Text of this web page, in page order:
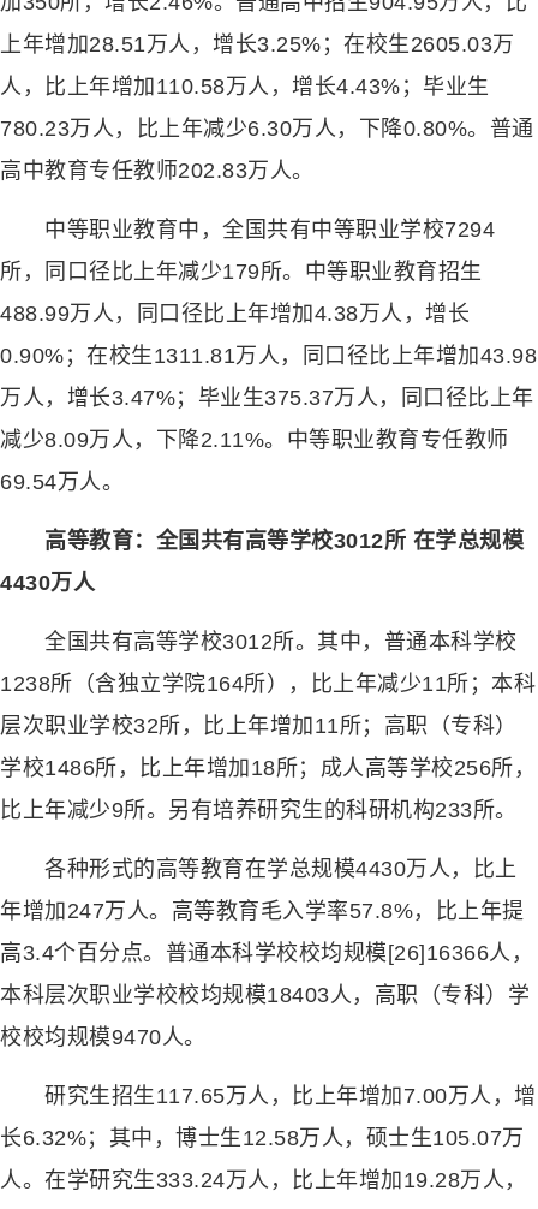
上年增加28.51万人，增长3.25%；在校生2605.03万
人，比上年增加110.58万人，增长4.43%；毕业生
780.23万人，比上年减少6.30万人，下降0.80%。普通
高中教育专任教师202.83万人。
中等职业教育中，全国共有中等职业学校7294
所，同口径比上年减少179所。中等职业教育招生
488.99万人，同口径比上年增加4.38万人，增长
0.90%；在校生1311.81万人，同口径比上年增加43.98
万人，增长3.47%；毕业生375.37万人，同口径比上年
减少8.09万人，下降2.11%。中等职业教育专任教师
69.54万人。
高等教育：全国共有高等学校3012所 在学总规模
4430万人
全国共有高等学校3012所。其中，普通本科学校
1238所（含独立学院164所），比上年减少11所；本科
层次职业学校32所，比上年增加11所；高职（专科）
学校1486所，比上年增加18所；成人高等学校256所，
比上年减少9所。另有培养研究生的科研机构233所。
各种形式的高等教育在学总规模4430万人，比上
年增加247万人。高等教育毛入学率57.8%，比上年提
高3.4个百分点。普通本科学校校均规模[26]16366人，
本科层次职业学校校均规模18403人，高职（专科）学
校校均规模9470人。
研究生招生117.65万人，比上年增加7.00万人，增
长6.32%；其中，博士生12.58万人，硕士生105.07万
人。在学研究生333.24万人，比上年增加19.28万人，